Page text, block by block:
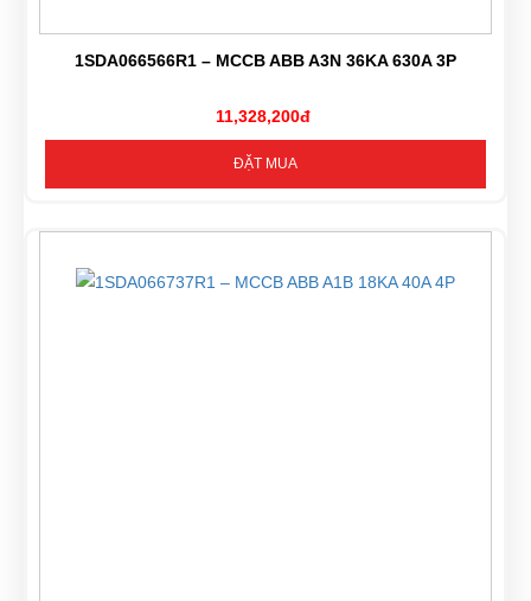
1SDA066566R1 – MCCB ABB A3N 36KA 630A 3P
11,328,200đ
ĐẶT MUA